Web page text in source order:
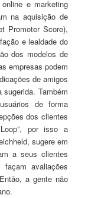
e marketing
na aquisição de
Promoter Score),
e lealdade do
dos modelos de
empresas podem
de amigos
Também
de forma
dos clientes
por isso a
sugere em
a seus clientes
avaliações
a gente não